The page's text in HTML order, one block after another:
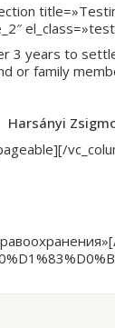
3 years to
or family
Harsányi